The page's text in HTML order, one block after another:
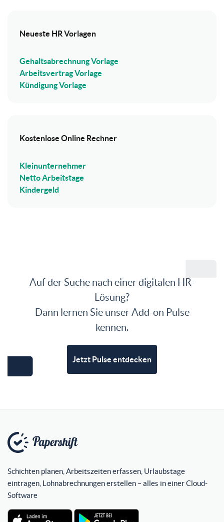
Neueste HR Vorlagen
Gehaltsabrechnung Vorlage
Arbeitsvertrag Vorlage
Kündigung Vorlage
Kostenlose Online Rechner
Kleinunternehmer
Netto Arbeitstage
Kindergeld
Auf der Suche nach einer digitalen HR-
Lösung?
Dann lernen Sie unser Add-on Pulse
kennen.
Jetzt Pulse entdecken
Schichten planen, Arbeitszeiten erfassen, Urlaubstage
eintragen, Lohnabrechnungen erstellen – alles in einer Cloud-
Software